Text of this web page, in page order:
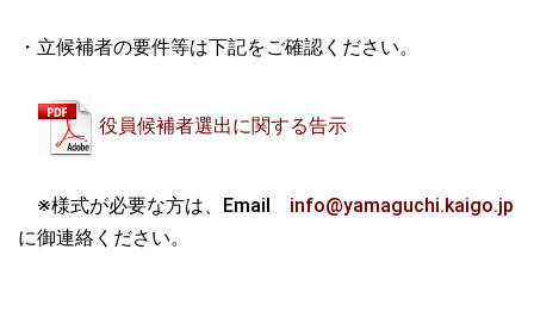
・立候補者の要件等は下記をご確認ください。
役員候補者選出に関する告示
※様式が必要な方は、Email info@yamaguchi.kaigo.jp
に御連絡ください。